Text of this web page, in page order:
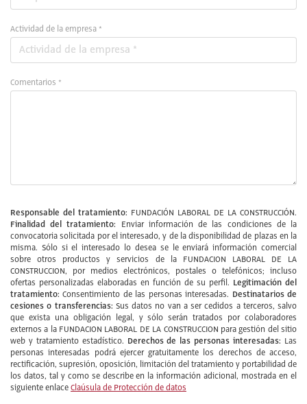
Actividad de la empresa *
Comentarios *
Responsable del tratamiento: FUNDACIÓN LABORAL DE LA CONSTRUCCIÓN.
Finalidad del tratamiento:
Enviar información de las condiciones de la
convocatoria solicitada por el interesado, y de la disponibilidad de plazas en la
misma. Sólo si el interesado lo desea se le enviará información comercial
sobre otros productos y servicios de la FUNDACION LABORAL DE LA
CONSTRUCCION, por medios electrónicos, postales o telefónicos; incluso
ofertas personalizadas elaboradas en función de su perfil. Legitimación del
tratamiento: Consentimiento de las personas interesadas. Destinatarios de
cesiones o transferencias: Sus datos no van a ser cedidos a terceros, salvo
que exista una obligación legal, y sólo serán tratados por colaboradores
externos a la FUNDACION LABORAL DE LA CONSTRUCCION para gestión del sitio
web y tratamiento estadístico. Derechos de las personas interesadas: Las
personas interesadas podrá ejercer gratuitamente los derechos de acceso,
rectificación, supresión, oposición, limitación del tratamiento y portabilidad de
los datos, tal y como se describe en la información adicional, mostrada en el
siguiente enlace Claúsula de Protección de datos